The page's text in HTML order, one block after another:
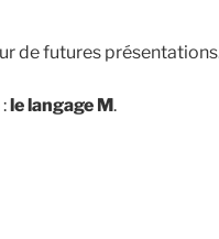
de futures
le langage M.